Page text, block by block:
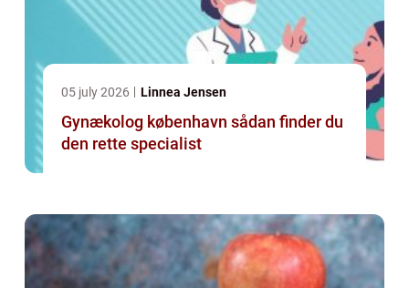
05 july 2026 Linnea Jensen
Gynækolog københavn sådan finder du
den rette specialist